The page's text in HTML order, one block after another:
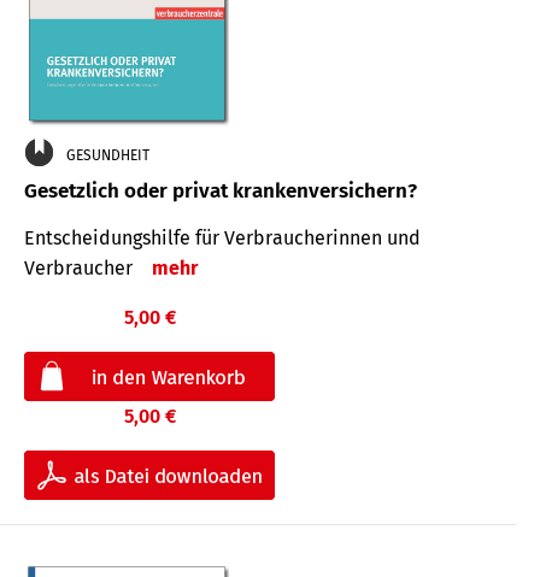
GESUNDHEIT
Gesetzlich oder privat krankenversichern?
Entscheidungshilfe für Verbraucherinnen und
Verbraucher
mehr
5,00 €
5,00 €